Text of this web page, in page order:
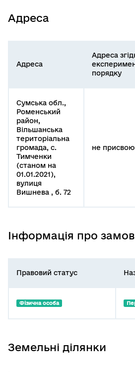
Адреса
Адреса
Адреса
порядку
Сумська обл.,
Роменський
район,
Вільшанська
територіальна
громада, с.
Тимченки
(станом на
01.01.2021),
вулиця
Вишнева , б. 72
не
Інформація про
Правовий статус
Фізична особа
Земельні ділянки